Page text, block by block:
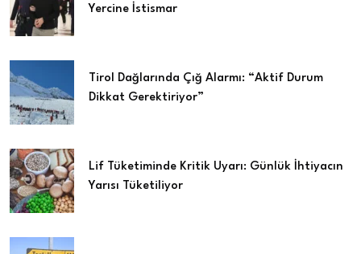
Yercine İstismar
Tirol Dağlarında Çığ Alarmı: “Aktif Durum
Dikkat Gerektiriyor”
Lif Tüketiminde Kritik Uyarı: Günlük İhtiyacın
Yarısı Tüketiliyor